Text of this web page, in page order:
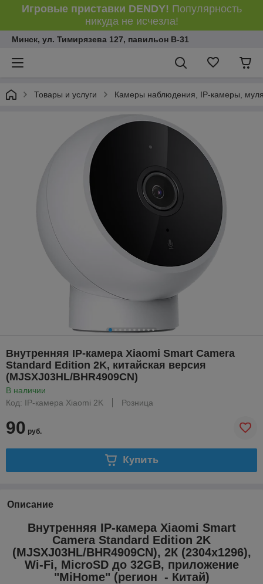
Игровые приставки DENDY! Популярность
никуда не исчезла!
Минск, ул. Тимирязева 127, павильон В-31
Товары и услуги Камеры наблюдения, IP-камеры,
Внутренняя IP-камера Xiaomi Smart Camera
Standard Edition 2K, китайская версия
(MJSXJ03HL/BHR4909CN)
В наличии
Код: IP-камера Xiaomi 2K
Розница
90 руб.
Купить
Описание
Внутренняя IP-камера Xiaomi Smart
Camera Standard Edition 2K
(MJSXJ03HL/BHR4909CN), 2К (2304x1296),
Wi-Fi, MicroSD до 32GB, приложение
"MiHome" (регион - Китай)